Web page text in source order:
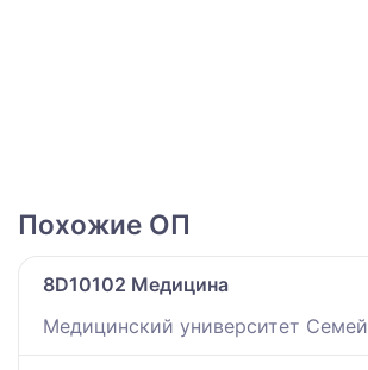
Похожие ОП
8D10102 Медицина
Медицинский университет Семей